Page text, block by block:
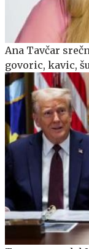
Ana Tavčar
govoric, kavic,